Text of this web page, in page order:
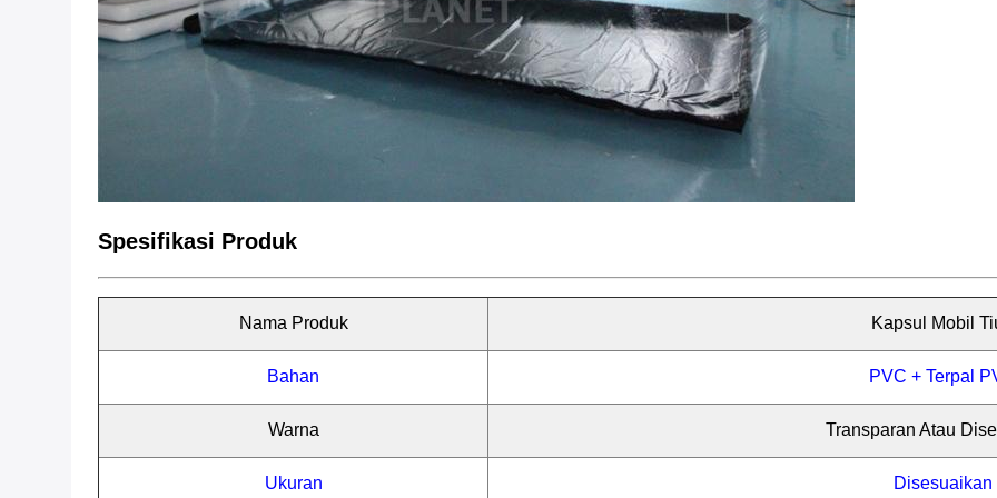
Spesifikasi Produk
Nama Produk Kapsul Mobil
Bahan PVC + Terpal
Warna Transparan Atau
Ukuran Disesuaikan